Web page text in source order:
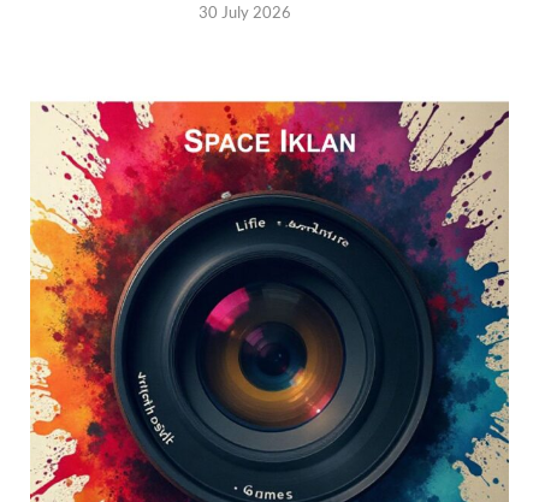
30 July 2026